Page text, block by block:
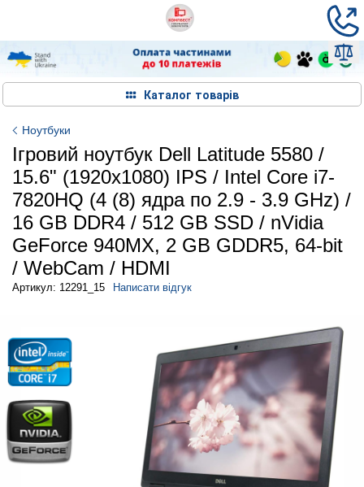
Каталог товарів
Ноутбуки
Ігровий ноутбук Dell Latitude 5580 /
15.6" (1920x1080) IPS / Intel Core i7-
7820HQ (4 (8) ядра по 2.9 - 3.9 GHz) /
16 GB DDR4 / 512 GB SSD / nVidia
GeForce 940MX, 2 GB GDDR5, 64-bit
/ WebCam / HDMI
Артикул: 12291_15 Написати відгук